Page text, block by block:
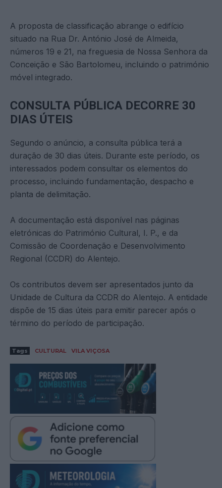
A proposta de classificação abrange o edifício
situado na Rua Dr. António José de Almeida,
números 19 e 21, na freguesia de Nossa Senhora da
Conceição e São Bartolomeu, incluindo o património
móvel integrado.
CONSULTA PÚBLICA DECORRE 30
DIAS ÚTEIS
Segundo o anúncio, a consulta pública terá a
duração de 30 dias úteis. Durante este período, os
interessados podem consultar os elementos do
processo, incluindo fundamentação, despacho e
planta de delimitação.
A documentação está disponível nas páginas
eletrónicas do Património Cultural, I. P., e da
Comissão de Coordenação e Desenvolvimento
Regional (CCDR) do Alentejo.
Os contributos devem ser apresentados junto da
Unidade de Cultura da CCDR do Alentejo. A entidade
dispõe de 15 dias úteis para emitir parecer após o
término do período de participação.
Tags CULTURAL VILA VIÇOSA